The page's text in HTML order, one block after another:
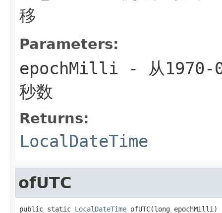
移
Parameters:
epochMilli - 从1970-
秒数
Returns:
LocalDateTime
ofUTC
public static LocalDateTime ofUTC(long epochMilli)